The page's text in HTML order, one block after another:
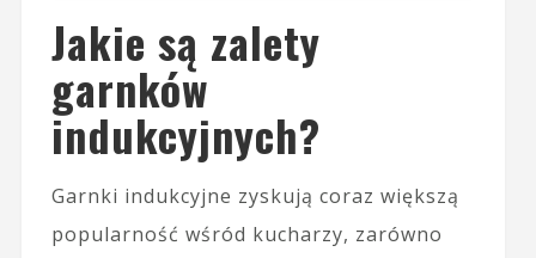
Jakie są zalety
garnków
indukcyjnych?
Garnki indukcyjne zyskują coraz większą
popularność wśród kucharzy, zarówno